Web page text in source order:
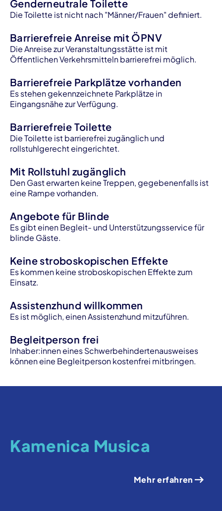
Genderneutrale Toilette
Die Toilette ist nicht nach "Männer/Frauen" definiert.
Barrierefreie Anreise mit ÖPNV
Die Anreise zur Veranstaltungsstätte ist mit
Öffentlichen Verkehrsmitteln barrierefrei möglich.
Barrierefreie Parkplätze vorhanden
Es stehen gekennzeichnete Parkplätze in
Eingangsnähe zur Verfügung.
Barrierefreie Toilette
Die Toilette ist barrierefrei zugänglich und
rollstuhlgerecht eingerichtet.
Mit Rollstuhl zugänglich
Den Gast erwarten keine Treppen, gegebenenfalls ist
eine Rampe vorhanden.
Angebote für Blinde
Es gibt einen Begleit- und Unterstützungsservice für
blinde Gäste.
Keine stroboskopischen Effekte
Es kommen keine stroboskopischen Effekte zum
Einsatz.
Assistenzhund willkommen
Es ist möglich, einen Assistenzhund mitzuführen.
Begleitperson frei
lnhaber:innen eines Schwerbehindertenausweises
können eine Begleitperson kostenfrei mitbringen.
Kamenica Musica
Mehr erfahren